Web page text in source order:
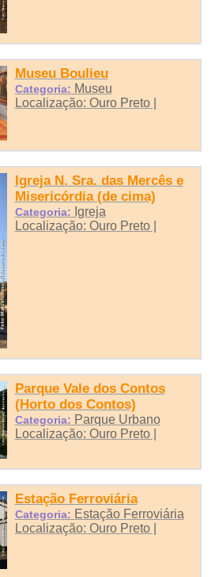
Museu Boulieu
Categoria: Museu
Localização: Ouro Preto |
Igreja N. Sra. das Mercês e
Misericórdia (de cima)
Categoria: Igreja
Localização: Ouro Preto |
Parque Vale dos Contos
(Horto dos Contos)
Categoria: Parque Urbano
Localização: Ouro Preto |
Estação Ferroviária
Categoria: Estação Ferroviária
Localização: Ouro Preto |